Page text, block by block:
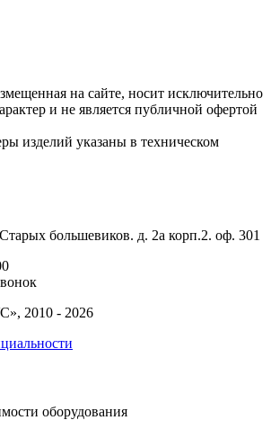
на сайте, носит исключительно
и не является публичной офертой
изделий указаны в техническом
большевиков. д. 2а корп.2. оф. 301
2010 - 2026
оборудования